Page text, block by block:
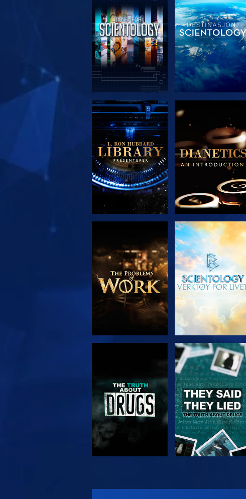
UTFORSK SERIEN UTFORSK SERIEN
UTFORSK SERIEN SE
SE